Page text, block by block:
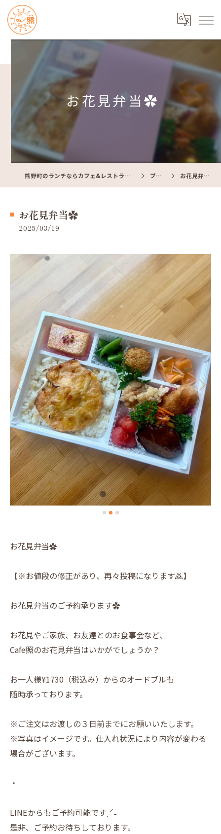
お花見弁当✿
熊野町のランチならカフェ&レストラン Cafe照 ブログ お花見弁当✿
お花見弁当✿
2025/03/19
お花見弁当✿
【※お値段の修正があり、再々投稿になります🙇】
お花見弁当のご予約承ります✿
お花見やご家族、お友達とのお食事会など、
Cafe照のお花見弁当はいかがでしょうか？
お一人様¥1730（税込み）からのオードブルも
随時承っております。
※ご注文はお渡しの３日前までにお願いいたします。
※写真はイメージです。仕入れ状況により内容が変わる
場合がございます。
・
LINEからもご予約可能ですˎˊ˗
是非、ご予約お待ちしております。